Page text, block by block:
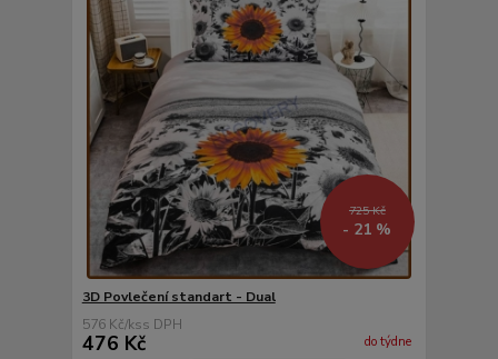
725 Kč
- 21 %
3D Povlečení standart - Dual
576 Kč/ks
476 Kč do týdne